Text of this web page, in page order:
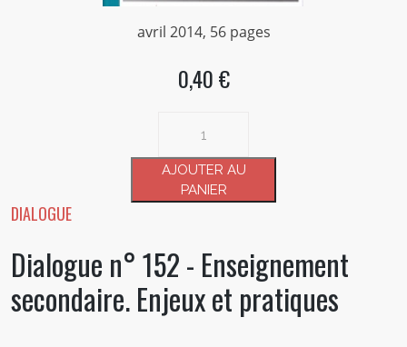
avril 2014, 56 pages
0,40 €
Dialogue
152
Enseignement
secondaire.
Enjeux
et
AJOUTER AU
PANIER
DIALOGUE
Dialogue n° 152 - Enseignement
secondaire. Enjeux et pratiques